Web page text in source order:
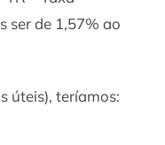
ser de 1,57% ao
úteis), teríamos: